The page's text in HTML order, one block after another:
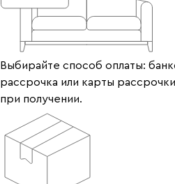
Выбирайте способ оплаты:
рассрочка или карты
при получении.